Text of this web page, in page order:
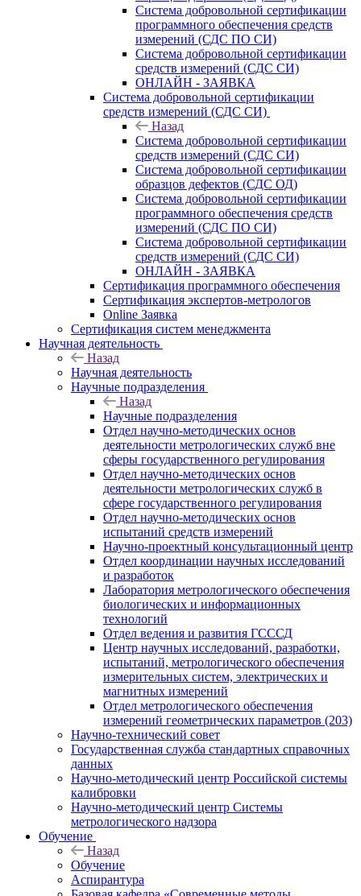
Система добровольной сертификации
программного обеспечения средств
измерений (СДС ПО СИ)
Система добровольной сертификации
средств измерений (СДС СИ)
ОНЛАЙН - ЗАЯВКА
Система добровольной сертификации
средств измерений (СДС СИ)
Назад
Система добровольной сертификации
средств измерений (СДС СИ)
Система добровольной сертификации
образцов дефектов (СДС ОД)
Система добровольной сертификации
программного обеспечения средств
измерений (СДС ПО СИ)
Система добровольной сертификации
средств измерений (СДС СИ)
ОНЛАЙН - ЗАЯВКА
Сертификация программного обеспечения
Сертификация экспертов-метрологов
Online Заявка
Сертификация систем менеджмента
Научная деятельность
Назад
Научная деятельность
Научные подразделения
Назад
Научные подразделения
Отдел научно-методических основ
деятельности метрологических служб вне
сферы государственного регулирования
Отдел научно-методических основ
деятельности метрологических служб в
сфере государственного регулирования
Отдел научно-методических основ
испытаний средств измерений
Научно-проектный консультационный центр
Отдел координации научных исследований
и разработок
Лаборатория метрологического обеспечения
биологических и информационных
технологий
Отдел ведения и развития ГСССД
Центр научных исследований, разработки,
испытаний, метрологического обеспечения
измерительных систем, электрических и
магнитных измерений
Отдел метрологического обеспечения
измерений геометрических параметров (203)
Научно-технический совет
Государственная служба стандартных справочных
данных
Научно-методический центр Российской системы
калибровки
Научно-методический центр Системы
метрологического надзора
Обучение
Назад
Обучение
Аспирантура